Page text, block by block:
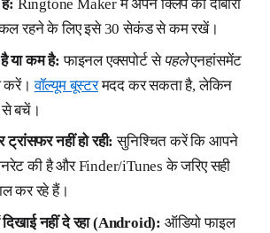
Ringtone Maker में अपने क्लिप को दोबारा
रहने के लिए इसे 30 सेकंड से कम रखें।
या कम है: फाइनल एक्सपोर्ट से पहलेएनहांसमेंट
करें।वॉल्यूम बूस्टरमदद कर सकता है, लेकिन
से बचें।
नहीं हो रही: सुनिश्चित करें कि आपने
की है और Finder/iTunes के जरिए सही
कर रहे हैं।
दिखाई नहीं दे रहा (Android): ऑडियो फाइल